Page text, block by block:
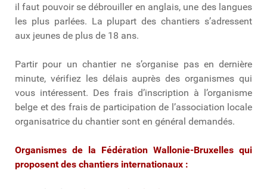
il faut pouvoir se débrouiller en anglais, une des langues
les plus parlées. La plupart des chantiers s’adressent
aux jeunes de plus de 18 ans.
Partir pour un chantier ne s’organise pas en dernière
minute, vérifiez les délais auprès des organismes qui
vous intéressent. Des frais d’inscription à l’organisme
belge et des frais de participation de l’association locale
organisatrice du chantier sont en général demandés.
Organismes de la Fédération Wallonie-Bruxelles qui
proposent des chantiers internationaux :